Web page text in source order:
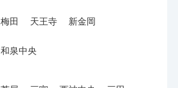
梅田 天王寺 新金岡
和泉中央